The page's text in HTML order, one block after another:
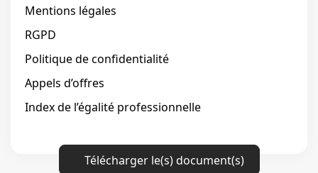
Télécharger le(s) document(s)
Mentions légales
RGPD
Politique de confidentialité
Appels d’offres
Index de l’égalité professionnelle